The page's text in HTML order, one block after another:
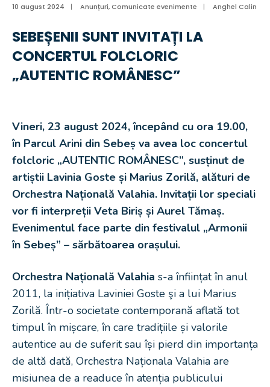
10 august 2024 | Anunțuri,Comunicate evenimente | Anghel Calin
SEBEȘENII SUNT INVITAȚI LA
CONCERTUL FOLCLORIC
„AUTENTIC ROMÂNESC”
Vineri, 23 august 2024, începând cu ora 19.00,
în Parcul Arini din Sebeș va avea loc concertul
folcloric „AUTENTIC ROMÂNESC”, susținut de
artiștii Lavinia Goste și Marius Zorilă, alături de
Orchestra Națională Valahia. Invitații lor speciali
vor fi interpreții Veta Biriș și Aurel Tămaș.
Evenimentul face parte din festivalul „Armonii
în Sebeș” – sărbătoarea orașului.
Orchestra Națională Valahia s-a înființat în anul
2011, la inițiativa Laviniei Goste şi a lui Marius
Zorilă. Într-o societate contemporană aflată tot
timpul în mișcare, în care tradițiile și valorile
autentice au de suferit sau își pierd din importanța
de altă dată, Orchestra Naționala Valahia are
misiunea de a readuce în atenția publicului